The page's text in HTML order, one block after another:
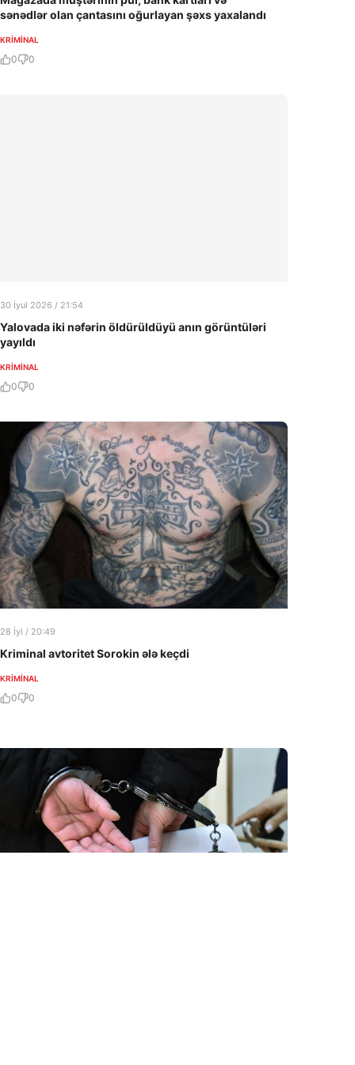
sənədlər olan çantasını oğurlayan şəxs yaxalandı
KRIMINAL
0 0
30 İyul 2026 / 21:54
Yalovada iki nəfərin öldürüldüyü anın görüntüləri
yayıldı
KRIMINAL
0 0
28 İyl / 20:49
Kriminal avtoritet Sorokin ələ keçdi
KRIMINAL
0 0